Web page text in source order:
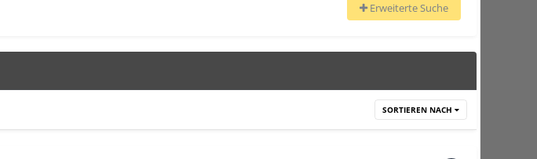
Erweiterte Suche
SORTIEREN NACH